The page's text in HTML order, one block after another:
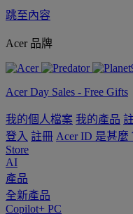
跳至內容
Acer 品牌
Acer Day Sales - Free Gifts
我的個人檔案 我的產品
登入 註冊 Acer ID 是甚麼
Store
AI
產品
全新產品
Copilot+ PC